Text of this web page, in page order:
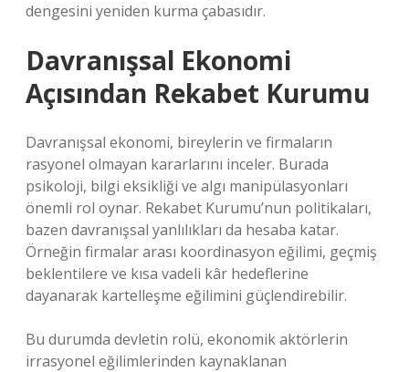
dengesini yeniden kurma çabasıdır.
Davranışsal Ekonomi
Açısından Rekabet Kurumu
Davranışsal ekonomi, bireylerin ve firmaların
rasyonel olmayan kararlarını inceler. Burada
psikoloji, bilgi eksikliği ve algı manipülasyonları
önemli rol oynar. Rekabet Kurumu’nun politikaları,
bazen davranışsal yanlılıkları da hesaba katar.
Örneğin firmalar arası koordinasyon eğilimi, geçmiş
beklentilere ve kısa vadeli kâr hedeflerine
dayanarak kartelleşme eğilimini güçlendirebilir.
Bu durumda devletin rolü, ekonomik aktörlerin
irrasyonel eğilimlerinden kaynaklanan